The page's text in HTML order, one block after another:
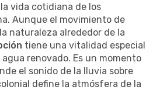
vida cotidiana de los
Aunque el movimiento de
naturaleza alrededor de la
tiene una vitalidad especial
renovado. Es un momento
el sonido de la lluvia sobre
define la atmósfera de la